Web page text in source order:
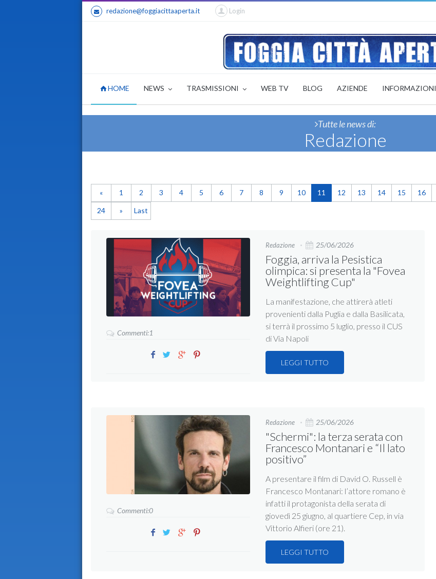
redazione@foggiacittaaperta.it Login
HOME NEWS TRASMISSIONI WEB TV BLOG AZIENDE INFORMAZIONI
Tutte le news di:
Redazione
« 1 2 3 4 5 6 7 8 9 10 11 12 13 14 15 16
24 » Last
Commenti:1
Redazione 25/06/2026
Foggia, arriva la Pesistica
olimpica: si presenta la "Fovea
Weightlifting Cup"
La manifestazione, che attirerà atleti
provenienti dalla Puglia e dalla Basilicata,
si terrà il prossimo 5 luglio, presso il CUS
di Via Napoli
LEGGI TUTTO
Commenti:0
Redazione 25/06/2026
"Schermi": la terza serata con
Francesco Montanari e “Il lato
positivo”
A presentare il film di David O. Russell è
Francesco Montanari: l’attore romano è
infatti il protagonista della serata di
giovedì 25 giugno, al quartiere Cep, in via
Vittorio Alfieri (ore 21).
LEGGI TUTTO